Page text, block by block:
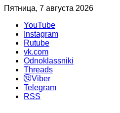
Пятница, 7 августа 2026
YouTube
Instagram
Rutube
vk.com
Odnoklassniki
Threads
Viber
Telegram
RSS